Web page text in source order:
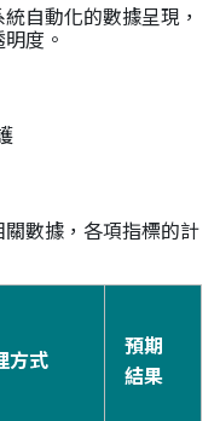
自動化的數據呈現，
度。
數據，各項指標的計
方式
預期
結果